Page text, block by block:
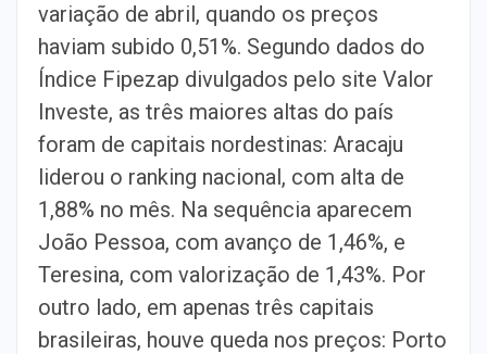
variação de abril, quando os preços
haviam subido 0,51%. Segundo dados do
Índice Fipezap divulgados pelo site Valor
Investe, as três maiores altas do país
foram de capitais nordestinas: Aracaju
liderou o ranking nacional, com alta de
1,88% no mês. Na sequência aparecem
João Pessoa, com avanço de 1,46%, e
Teresina, com valorização de 1,43%. Por
outro lado, em apenas três capitais
brasileiras, houve queda nos preços: Porto